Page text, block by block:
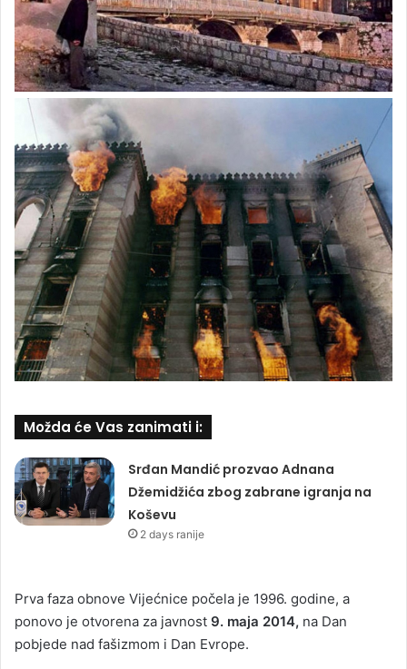
Možda će Vas zanimati i:
Srđan Mandić prozvao Adnana
Džemidžića zbog zabrane igranja na
Koševu
2 days ranije
Prva faza obnove Vijećnice počela je 1996. godine, a
ponovo je otvorena za javnost 9. maja 2014, na Dan
pobjede nad fašizmom i Dan Evrope.